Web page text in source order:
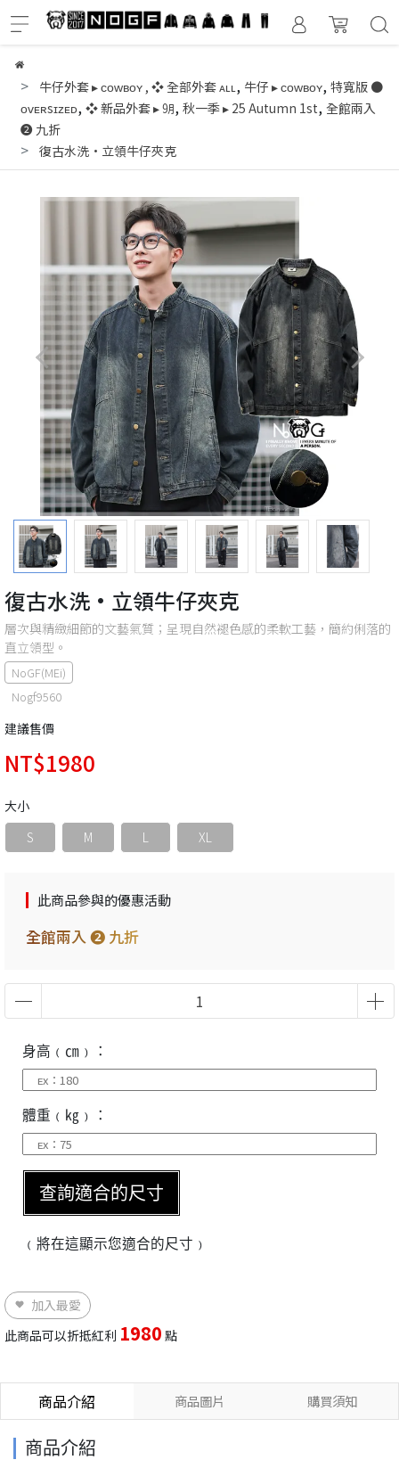
牛仔外套 ▸ ᴄᴏᴡʙᴏʏ , ❖ 全部外套 ᴀʟʟ, 牛仔 ▸ ᴄᴏᴡʙᴏʏ, 特寬版 ●
ᴏᴠᴇʀsɪᴢᴇᴅ, ❖ 新品外套 ▸ ㋈, 秋一季 ▸ 25 Autumn 1st, 全館兩入
❷ 九折
復古水洗·立領牛仔夾克
復古水洗·立領牛仔夾克
層次與精緻細節的文藝氣質；呈現自然褪色感的柔軟工藝，簡約俐落的
直立領型。
NoGF(MEi)
Nogf9560
建議售價
NT$1980
大小
S
M L XL
此商品參與的優惠活動
全館兩入 ❷ 九折
身高﹙㎝﹚：
體重﹙㎏﹚：
查詢適合的尺寸
﹙將在這顯示您適合的尺寸﹚
加入最愛
此商品可以折抵紅利 1980 點
商品介紹 商品圖片 購買須知
商品介紹